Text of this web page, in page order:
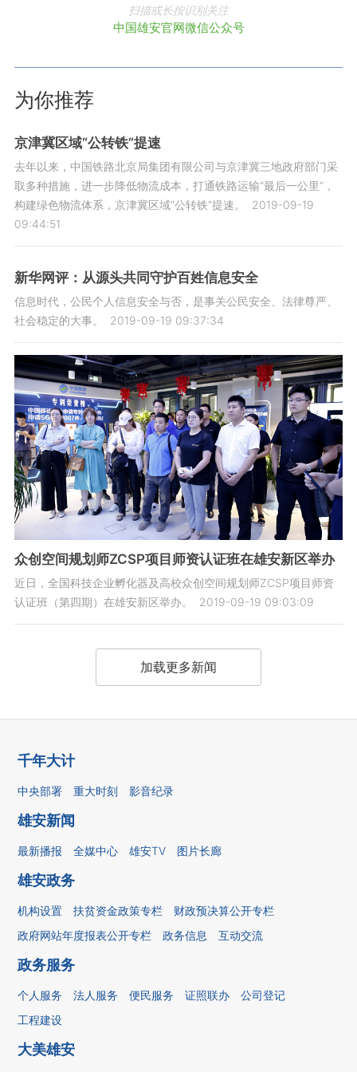
扫描或长按识别关注
中国雄安官网微信公众号
为你推荐
京津冀区域“公转铁”提速
去年以来，中国铁路北京局集团有限公司与京津冀三地政府部门采
取多种措施，进一步降低物流成本，打通铁路运输“最后一公里”，
构建绿色物流体系，京津冀区域“公转铁”提速。
2019-09-19
09:44:51
新华网评：从源头共同守护百姓信息安全
信息时代，公民个人信息安全与否，是事关公民安全、法律尊严、
社会稳定的大事。
2019-09-19 09:37:34
众创空间规划师ZCSP项目师资认证班在雄安新区举办
近日，全国科技企业孵化器及高校众创空间规划师ZCSP项目师资
认证班（第四期）在雄安新区举办。
2019-09-19 09:03:09
加载更多新闻
千年大计
中央部署 重大时刻 影音纪录
雄安新闻
最新播报 全媒中心 雄安TV 图片长廊
雄安政务
机构设置 扶贫资金政策专栏
财政预决算公开专栏
政府网站年度报表公开专栏
政务信息 互动交流
政务服务
个人服务 法人服务 便民服务 证照联办
公司登记
工程建设
大美雄安